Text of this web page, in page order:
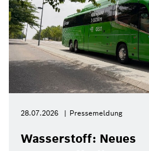
28.07.2026 Pressemeldung
Wasserstoff: Neues